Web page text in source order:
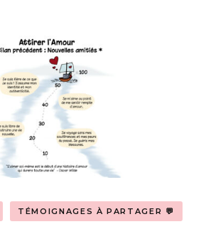
TÉMOIGNAGES À PARTAGER 💬